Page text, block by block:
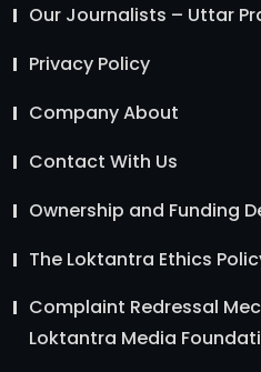
Our Journalists – Uttar
Privacy Policy
Company About
Contact With Us
Ownership and Funding
The Loktantra Ethics
Complaint Redressal
Loktantra Media